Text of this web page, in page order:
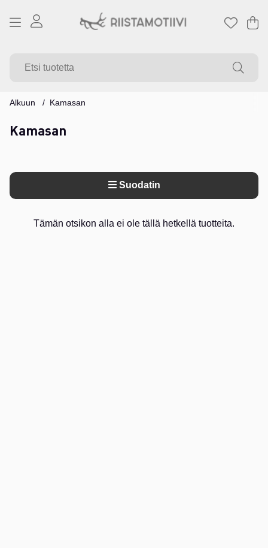
.
Alkuun Kamasan
Kamasan
Suodatin
TuotteetTämän otsikon alla ei ole tällä hetkellä tuotteita.